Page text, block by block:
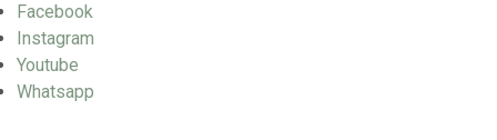
Facebook
Instagram
Youtube
Whatsapp